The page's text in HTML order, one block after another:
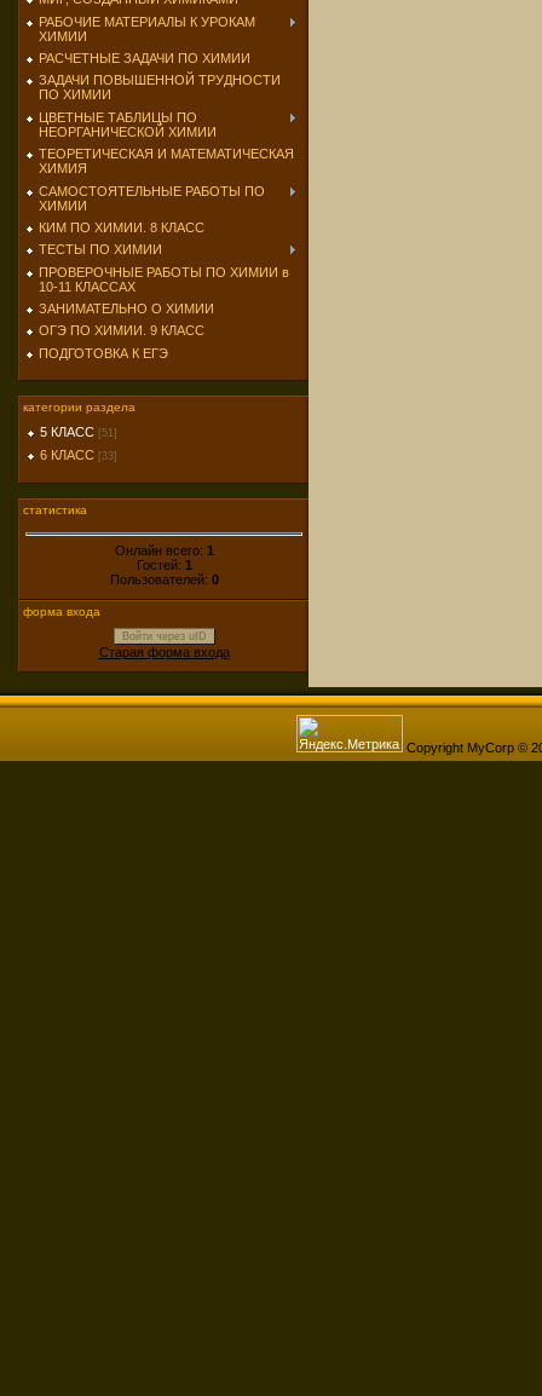
РАБОЧИЕ МАТЕРИАЛЫ К УРОКАМ
ХИМИИ
РАСЧЕТНЫЕ ЗАДАЧИ ПО ХИМИИ
ЗАДАЧИ ПОВЫШЕННОЙ ТРУДНОСТИ
ПО ХИМИИ
ЦВЕТНЫЕ ТАБЛИЦЫ ПО
НЕОРГАНИЧЕСКОЙ ХИМИИ
ТЕОРЕТИЧЕСКАЯ И МАТЕМАТИЧЕСКАЯ
ХИМИЯ
САМОСТОЯТЕЛЬНЫЕ РАБОТЫ ПО
ХИМИИ
КИМ ПО ХИМИИ. 8 КЛАСС
ТЕСТЫ ПО ХИМИИ
ПРОВЕРОЧНЫЕ РАБОТЫ ПО ХИМИИ в
10-11 КЛАССАХ
ЗАНИМАТЕЛЬНО О ХИМИИ
ОГЭ ПО ХИМИИ. 9 КЛАСС
ПОДГОТОВКА К ЕГЭ
категории раздела
5 КЛАСС [51]
6 КЛАСС [33]
статистика
Онлайн всего: 1
Гостей: 1
Пользователей: 0
форма входа
Войти через uID
Старая форма входа
Copyright MyCorp ©